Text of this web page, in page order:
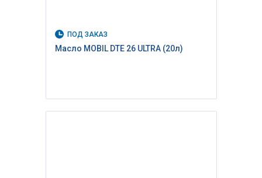
ПОД ЗАКАЗ
Масло MOBIL DTE 26 ULTRA (20л)